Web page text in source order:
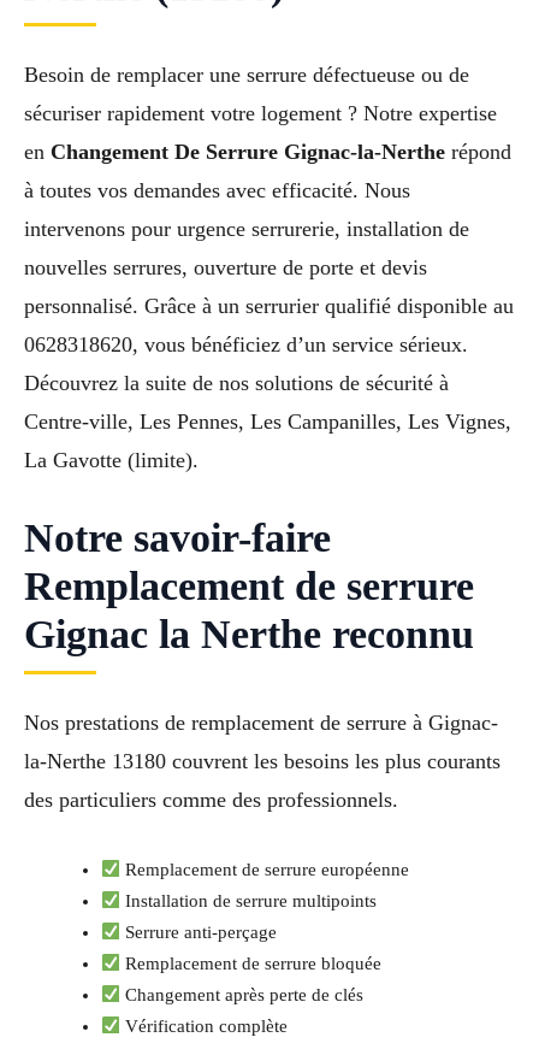
Besoin de remplacer une serrure défectueuse ou de
sécuriser rapidement votre logement ? Notre expertise
en Changement De Serrure Gignac-la-Nerthe répond
à toutes vos demandes avec efficacité. Nous
intervenons pour urgence serrurerie, installation de
nouvelles serrures, ouverture de porte et devis
personnalisé. Grâce à un serrurier qualifié disponible au
0628318620, vous bénéficiez d’un service sérieux.
Découvrez la suite de nos solutions de sécurité à
Centre-ville, Les Pennes, Les Campanilles, Les Vignes,
La Gavotte (limite).
Notre savoir-faire
Remplacement de serrure
Gignac la Nerthe reconnu
Nos prestations de remplacement de serrure à Gignac-
la-Nerthe 13180 couvrent les besoins les plus courants
des particuliers comme des professionnels.
Remplacement de serrure européenne
Installation de serrure multipoints
Serrure anti-perçage
Remplacement de serrure bloquée
Changement après perte de clés
Vérification complète